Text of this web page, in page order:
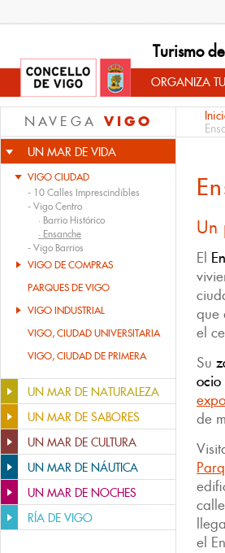
Turismo
ORGANIZA
NAVEGA VIGO
UN MAR DE VIDA
VIGO CIUDAD
- 10 Calles Imprescindibles
- Vigo Centro
· Barrio Histórico
· Ensanche
- Vigo Barrios
VIGO DE COMPRAS
PARQUES DE VIGO
VIGO INDUSTRIAL
VIGO, CIUDAD UNIVERSITARIA
VIGO, CIUDAD DE PRIMERA
UN MAR DE NATURALEZA
UN MAR DE SABORES
UN MAR DE CULTURA
UN MAR DE NÁUTICA
UN MAR DE NOCHES
RÍA DE VIGO
Un
El
que
el
Su
ocio
de
el